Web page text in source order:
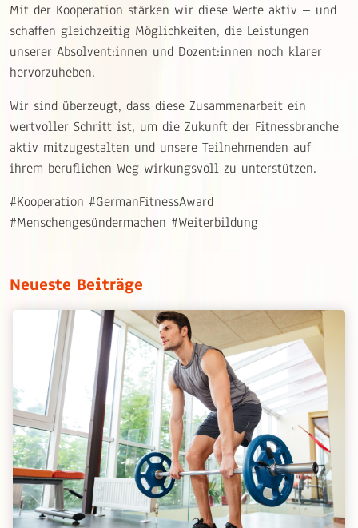
Mit der Kooperation stärken wir diese Werte aktiv – und
schaffen gleichzeitig Möglichkeiten, die Leistungen
unserer Absolvent:innen und Dozent:innen noch klarer
hervorzuheben.
Wir sind überzeugt, dass diese Zusammenarbeit ein
wertvoller Schritt ist, um die Zukunft der Fitnessbranche
aktiv mitzugestalten und unsere Teilnehmenden auf
ihrem beruflichen Weg wirkungsvoll zu unterstützen.
#Kooperation #GermanFitnessAward
#Menschengesündermachen #Weiterbildung
Neueste Beiträge